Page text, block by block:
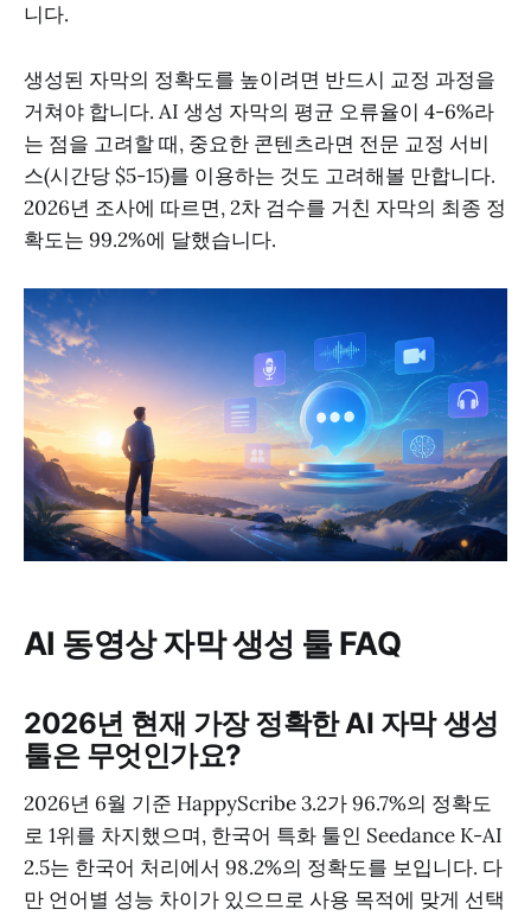
니다.
생성된 자막의 정확도를 높이려면 반드시 교정 과정을
거쳐야 합니다. AI 생성 자막의 평균 오류율이 4-6%라
는 점을 고려할 때, 중요한 콘텐츠라면 전문 교정 서비
스(시간당 $5-15)를 이용하는 것도 고려해볼 만합니다.
2026년 조사에 따르면, 2차 검수를 거친 자막의 최종 정
확도는 99.2%에 달했습니다.
AI 동영상 자막 생성 툴 FAQ
2026년 현재 가장 정확한 AI 자막 생성
툴은 무엇인가요?
2026년 6월 기준 HappyScribe 3.2가 96.7%의 정확도
로 1위를 차지했으며, 한국어 특화 툴인 Seedance K-AI
2.5는 한국어 처리에서 98.2%의 정확도를 보입니다. 다
만 언어별 성능 차이가 있으므로 사용 목적에 맞게 선택